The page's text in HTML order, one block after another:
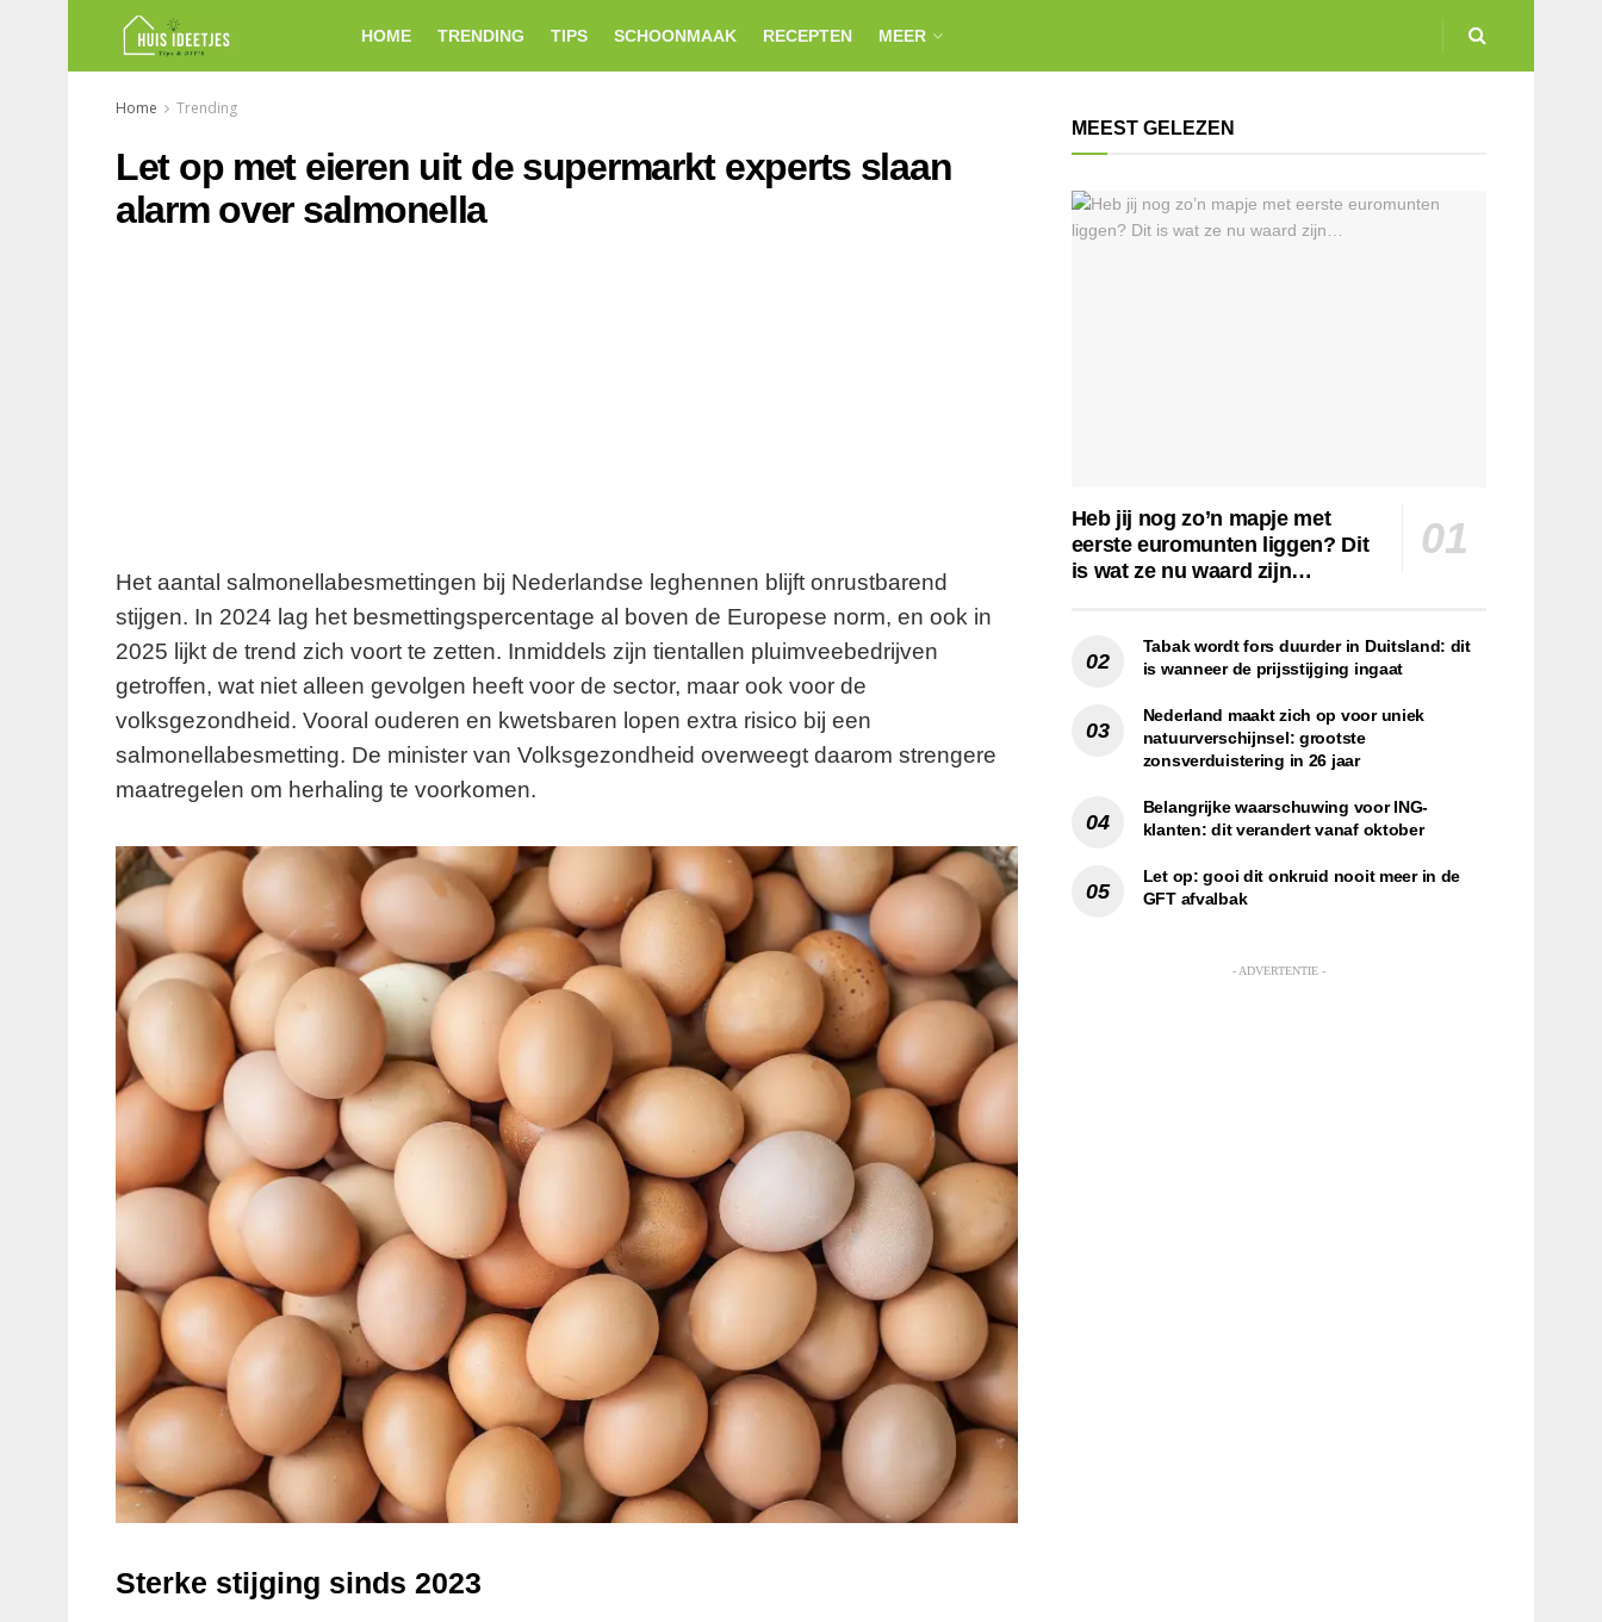
HOME TRENDING TIPS SCHOONMAAK RECEPTEN MEER
Home Trending
Let op met eieren uit de supermarkt experts slaan
alarm over salmonella
Het aantal salmonellabesmettingen bij Nederlandse leghennen blijft onrustbarend
stijgen. In 2024 lag het besmettingspercentage al boven de Europese norm, en ook in
2025 lijkt de trend zich voort te zetten. Inmiddels zijn tientallen pluimveebedrijven
getroffen, wat niet alleen gevolgen heeft voor de sector, maar ook voor de
volksgezondheid. Vooral ouderen en kwetsbaren lopen extra risico bij een
salmonellabesmetting. De minister van Volksgezondheid overweegt daarom strengere
maatregelen om herhaling te voorkomen.
Sterke stijging sinds 2023
MEEST GELEZEN
Heb jij nog zo’n mapje met
eerste euromunten liggen? Dit
is wat ze nu waard zijn…
Tabak wordt fors duurder in Duitsland: dit
is wanneer de prijsstijging ingaat
Nederland maakt zich op voor uniek
natuurverschijnsel: grootste
zonsverduistering in 26 jaar
Belangrijke waarschuwing voor ING-
klanten: dit verandert vanaf oktober
Let op: gooi dit onkruid nooit meer in de
GFT afvalbak
- ADVERTENTIE -